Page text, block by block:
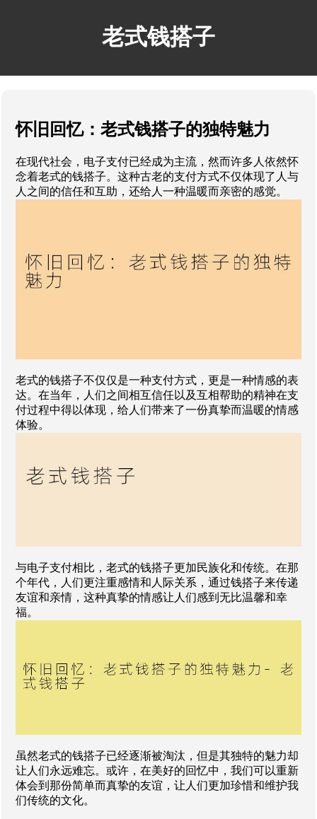
老式钱搭子
怀旧回忆：老式钱搭子的独特魅力
在现代社会，电子支付已经成为主流，然而许多人依然怀
念着老式的钱搭子。这种古老的支付方式不仅体现了人与
人之间的信任和互助，还给人一种温暖而亲密的感觉。
老式的钱搭子不仅仅是一种支付方式，更是一种情感的表
达。在当年，人们之间相互信任以及互相帮助的精神在支
付过程中得以体现，给人们带来了一份真挚而温暖的情感
体验。
与电子支付相比，老式的钱搭子更加民族化和传统。在那
个年代，人们更注重感情和人际关系，通过钱搭子来传递
友谊和亲情，这种真挚的情感让人们感到无比温馨和幸
福。
虽然老式的钱搭子已经逐渐被淘汰，但是其独特的魅力却
让人们永远难忘。或许，在美好的回忆中，我们可以重新
体会到那份简单而真挚的友谊，让人们更加珍惜和维护我
们传统的文化。